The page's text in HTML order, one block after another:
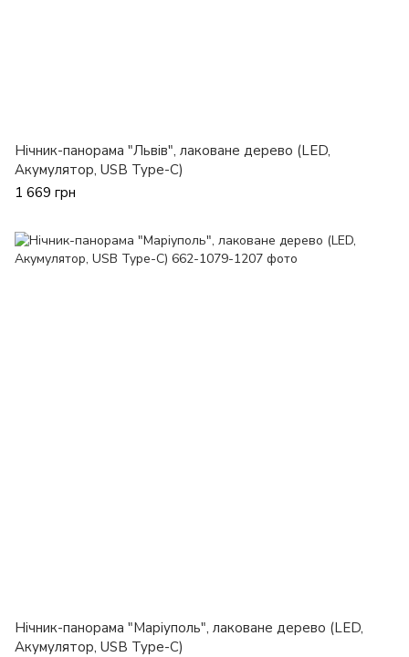
Нічник-панорама "Львів", лаковане дерево (LED,
Акумулятор, USB Type-C)
1 669 грн
Нічник-панорама "Маріуполь", лаковане дерево (LED,
Акумулятор, USB Type-C)